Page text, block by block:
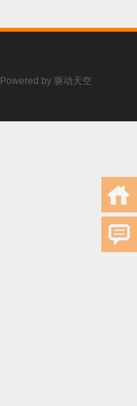
Powered by 驱动天空